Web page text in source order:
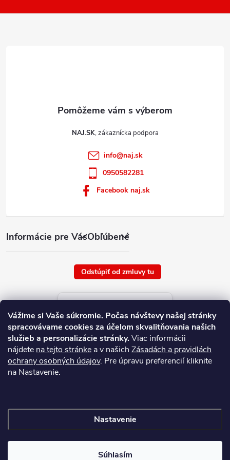
Vážime si Vaše súkromie. Počas návštevy našej stránky
spracovávame cookies za účelom skvalitňovania našich
služieb a personalizácie stránky.Viac informácii
nájdete na tejto stránke a v našich Zásadách a pravidlách
ochrany osobných údajov. Pre úpravu preferencií kliknite
na Nastavenie.
Nastavenie
Súhlasím
ý
i
Informácie pre VásObľúbené
NAJ.SK
info@naj.sk
0950582281
Facebook naj.sk
Odstúpiť od zmluvy tu
Aktuálne ceny tovaru
platné od : 9/8/2026
Copyright 2026NAJ.SK. Všetky práva vyhradené.